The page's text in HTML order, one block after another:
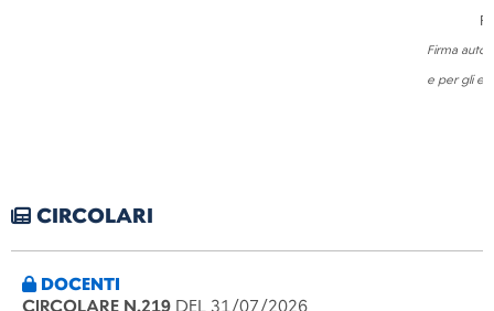
Firma
e per gli
CIRCOLARI
DOCENTI
CIRCOLARE N.219 DEL 31/07/2026